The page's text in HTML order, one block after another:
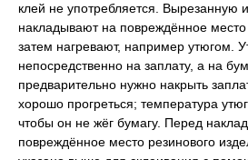
клей не употребляется. Вырезанную
накладывают на повреждённое место
затем нагревают, например утюгом.
непосредственно на заплату, а на
предварительно нужно накрыть
хорошо прогреться; температура
чтобы он не жёг бумагу. Перед
повреждённое место резинового